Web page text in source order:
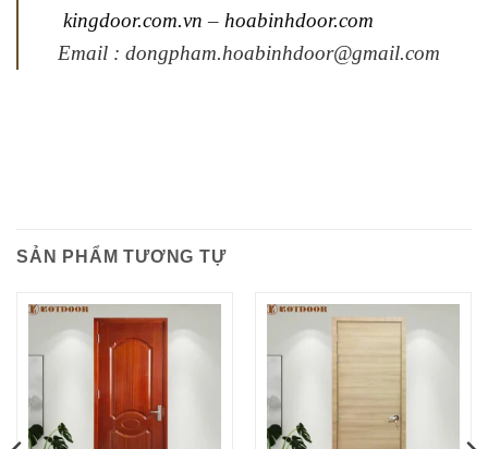
kingdoor.com.vn – hoabinhdoor.com
Email : dongpham.hoabinhdoor@gmail.com
SẢN PHẨM TƯƠNG TỰ